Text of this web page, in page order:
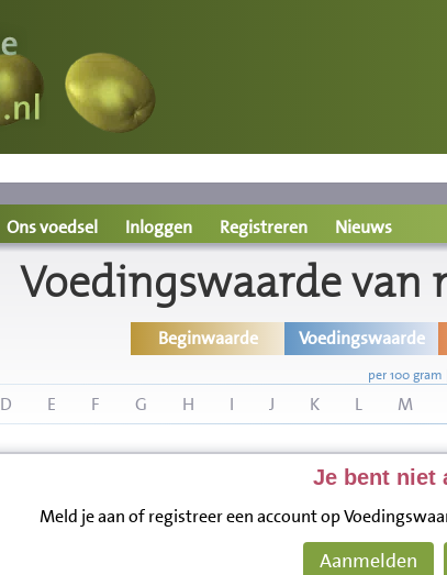
Ons voedsel Inloggen Registreren Nieuws
Voedingswaarde van
Beginwaarde Voedingswaarde
per 100 gram
D E F G H I J K L M
Je bent niet
Meld je aan of registreer een account op
Aanmelden